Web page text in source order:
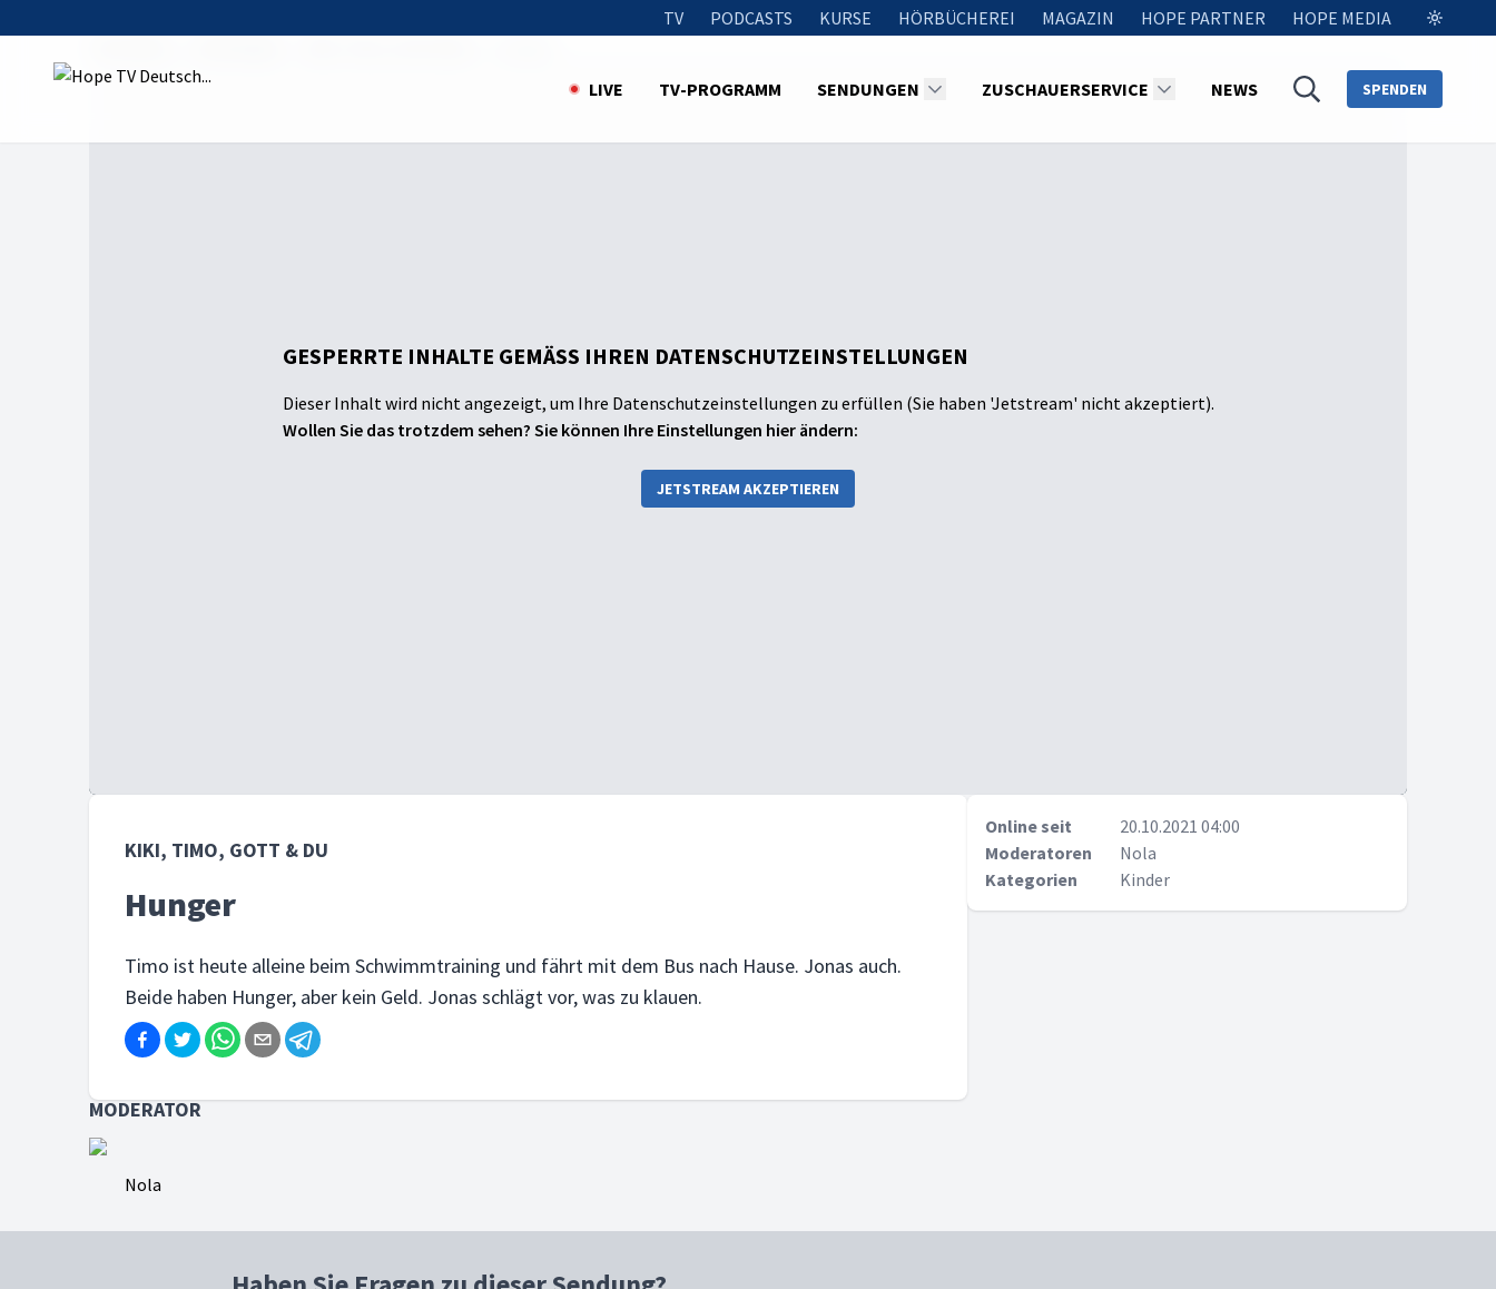
TV PODCASTS KURSE HÖRBÜCHEREI MAGAZIN HOPE PARTNER HOPE MEDIA
LIVE TV-PROGRAMM SENDUNGEN ZUSCHAUERSERVICE NEWS SPENDEN
GESPERRTE INHALTE GEMÄSS IHREN DATENSCHUTZEINSTELLUNGEN
Dieser Inhalt wird nicht angezeigt, um Ihre Datenschutzeinstellungen zu erfüllen (Sie haben 'Jetstream' nicht akzeptiert).
Wollen Sie das trotzdem sehen? Sie können Ihre Einstellungen hier ändern:
JETSTREAM AKZEPTIEREN
KIKI, TIMO, GOTT & DU
Hunger
Timo ist heute alleine beim Schwimmtraining und fährt mit dem Bus nach Hause. Jonas auch.
Beide haben Hunger, aber kein Geld. Jonas schlägt vor, was zu klauen.
MODERATOR
Nola
Online seit
20.10.2021 04:00
Moderatoren
Nola
Kategorien
Kinder